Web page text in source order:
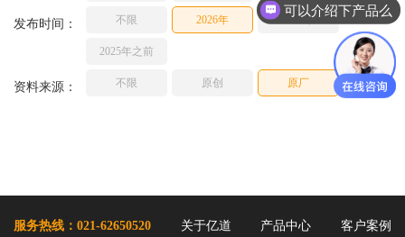
发布时间： 不限 2026年 2025年
2025年之前
资料来源： 不限 原创 原厂
服务热线：021-62650520 关于亿道 产品中心 客户案例
可以介绍下产品么
价格多少呢